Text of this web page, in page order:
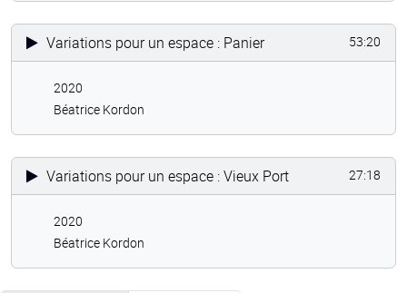
Variations pour un espace : Panier 53:20
2020
Béatrice Kordon
Variations pour un espace : Vieux Port 27:18
2020
Béatrice Kordon